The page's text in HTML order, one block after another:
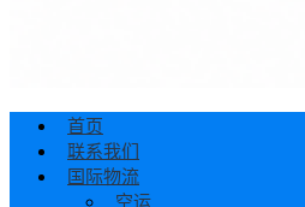
首页
联系我们
国际物流
空运